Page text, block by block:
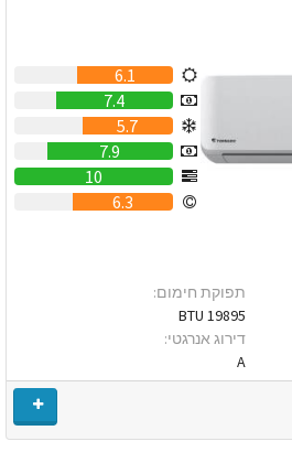
6.1
7.4
5.7
7.9
10
6.3
תפוקת חימום:
19895 BTU
דירוג אנרגטי:
A